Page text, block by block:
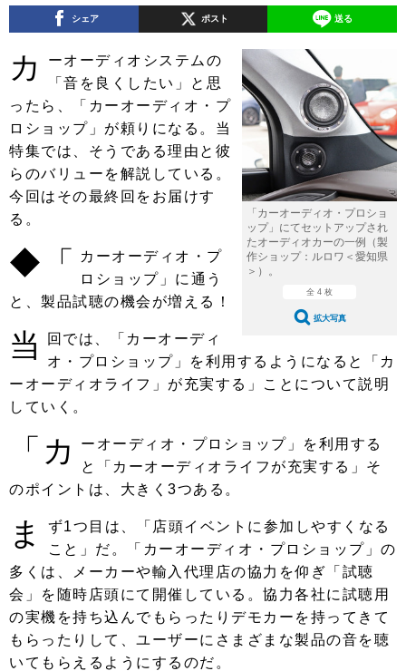
九州 沖縄
注目の記事
ショップレポート 愛車 File
自動車豆知識 ストップ！不具合修理＆粗悪修理
鈑金・塗装
ディテイリング
ディテイリング 洗車
ヘッドライト磨き コーティング
鈑金・塗装
小キズ直し 防錆
特集記事
ストップ 不具合修理＆粗悪修理
カーメーカー「旧車」関連プロジェ
クト
コラム
ショップ紹介
ショップレポート プロショップ検索
レストア
カーメーカー「旧車」関連プロジ
イベント
イベント告知
シェア ポスト 送る
「カーオーディオ・プロショ
ップ」にてセットアップされ
たオーディオカーの一例（製
作ショップ：ルロワ＜愛知県
＞）。
全 4 枚
拡大写真
カ
ーオーディオシステムの
「音を良くしたい」と思
ったら、「カーオーディオ・プ
ロショップ」が頼りになる。当
特集では、そうである理由と彼
らのバリューを解説している。
今回はその最終回をお届けす
る。
◆「
カーオーディオ・プ
ロショップ」に通う
と、製品試聴の機会が増える！
当
回では、「カーオーディ
オ・プロショップ」を利用するようになると「カ
ーオーディオライフ」が充実する」ことについて説明
していく。
「カ
ーオーディオ・プロショップ」を利用する
と「カーオーディオライフが充実する」そ
のポイントは、大きく3つある。
ま
ず1つ目は、「店頭イベントに参加しやすくなる
こと」だ。「カーオーディオ・プロショップ」の
多くは、メーカーや輸入代理店の協力を仰ぎ「試聴
会」を随時店頭にて開催している。協力各社に試聴用
の実機を持ち込んでもらったりデモカーを持ってきて
もらったりして、ユーザーにさまざまな製品の音を聴
いてもらえるようにするのだ。